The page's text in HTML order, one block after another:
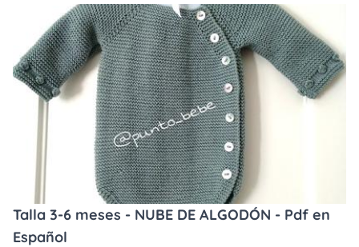
Talla 3-6 meses - NUBE DE ALGODÓN - Pdf en
Español